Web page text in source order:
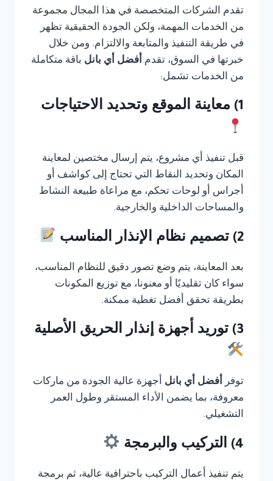
تقدم الشركات المتخصصة في هذا المجال مجموعة
من الخدمات المهمة، ولكن الجودة الحقيقية تظهر
في طريقة التنفيذ والمتابعة والالتزام. ومن خلال
خبرتها في السوق، تقدم أفضل أي بانل باقة متكاملة
من الخدمات تشمل:
1) معاينة الموقع وتحديد الاحتياجات
قبل تنفيذ أي مشروع، يتم إرسال مختصين لمعاينة
المكان وتحديد النقاط التي تحتاج إلى كواشف أو
أجراس أو لوحات تحكم، مع مراعاة طبيعة النشاط
والمساحات الداخلية والخارجية.
2) تصميم نظام الإنذار المناسب
بعد المعاينة، يتم وضع تصور دقيق للنظام المناسب،
سواء كان تقليديًا أو معنونا، مع توزيع المكونات
بطريقة تحقق أفضل تغطية ممكنة.
3) توريد أجهزة إنذار الحريق الأصلية
توفر أفضل أي بانل أجهزة عالية الجودة من ماركات
معروفة، بما يضمن الأداء المستقر وطول العمر
التشغيلي.
4) التركيب والبرمجة
يتم تنفيذ أعمال التركيب باحترافية عالية، ثم برمجة